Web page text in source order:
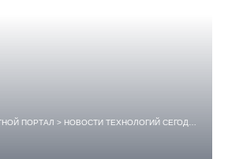
ПОРТАЛ > НОВОСТИ ТЕХНОЛОГИЙ СЕГОДНЯ — ИГРЫ, НАУКА, ГАДЖЕТЫ, БИЗНЕС.